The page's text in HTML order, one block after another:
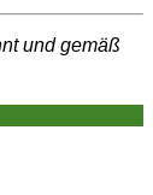
und gemäß